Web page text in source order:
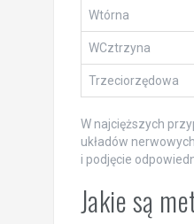
Wtórna
WCztrzyna
Trzeciorzędowa
W najcięższych
układów
i podjęcie
Jakie są